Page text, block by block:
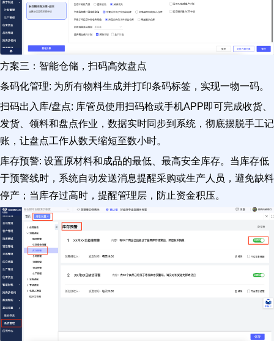
方案三：智能仓储，扫码高效盘点
条码化管理: 为所有物料生成并打印条码标签，实现一物一码。
扫码出入库/盘点: 库管员使用扫码枪或手机APP即可完成收货、
发货、领料和盘点作业，数据实时同步到系统，彻底摆脱手工记
账，让盘点工作从数天缩短至数小时。
库存预警: 设置原材料和成品的最低、最高安全库存。当库存低
于预警线时，系统自动发送消息提醒采购或生产人员，避免缺料
停产；当库存过高时，提醒管理层，防止资金积压。